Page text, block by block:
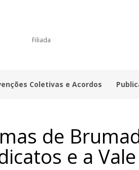
Filiada
Coletivas e Acordos
de
e a Vale